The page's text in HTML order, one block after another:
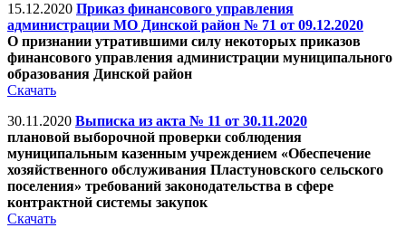
15.12.2020 Приказ финансового управления
администрации МО Динской район № 71 от 09.12.2020
О признании утратившими силу некоторых приказов
финансового управления администрации муниципального
образования Динской район
Скачать
30.11.2020 Выписка из акта № 11 от 30.11.2020
плановой выборочной проверки соблюдения
муниципальным казенным учреждением «Обеспечение
хозяйственного обслуживания Пластуновского сельского
поселения» требований законодательства в сфере
контрактной системы закупок
Скачать